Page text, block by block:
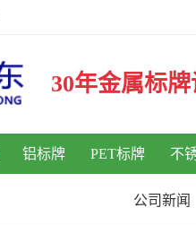
30年金属标
铝标牌 PET标牌 不
公司新闻